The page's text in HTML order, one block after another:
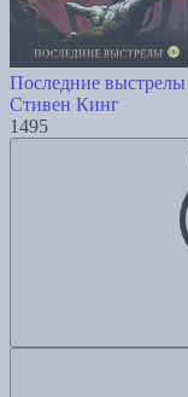
Последние выстрелы
Стивен Кинг
1495